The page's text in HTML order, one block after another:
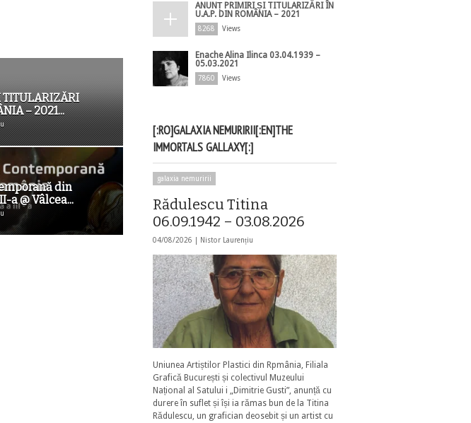
TITULARIZĂRI
– 2021...
din
a @ Vâlcea...
ANUNȚ PRIMIRI ȘI TITULARIZĂRI ÎN
U.A.P. DIN ROMÂNIA – 2021
8268 Views
Enache Alina Ilinca 03.04.1939 –
05.03.2021
7860 Views
[:RO]GALAXIA NEMURIRII[:EN]THE
IMMORTALS GALLAXY[:]
galaxia nemuririi
Rădulescu Titina
06.09.1942 – 03.08.2026
04/08/2026 | Nistor Laurențiu
Uniunea Artiștilor Plastici din Rpmânia, Filiala
Grafică București și colectivul Muzeului
Național al Satului i „Dimitrie Gusti”, anunță cu
durere în suflet și își ia rămas bun de la Titina
Rădulescu, un grafician deosebit și un artist cu